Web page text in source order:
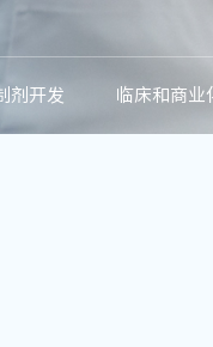
剂开发 临床和商业